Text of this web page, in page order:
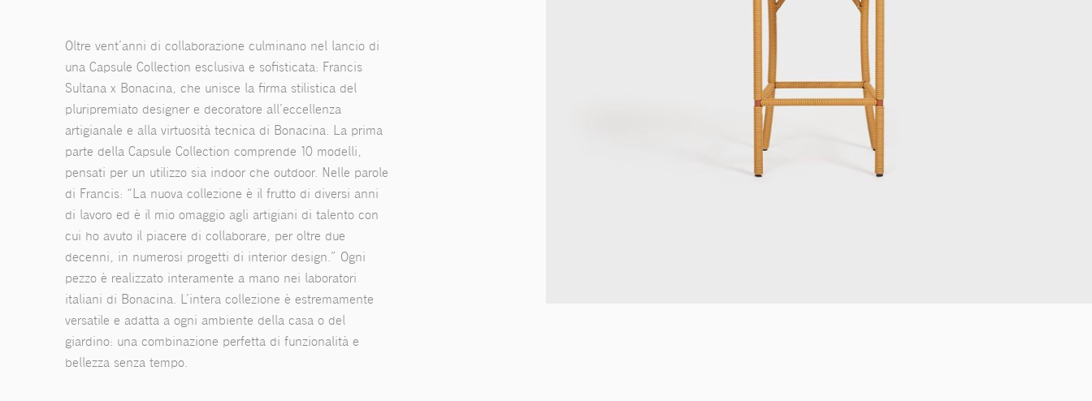
Oltre vent’anni di collaborazione culminano nel lancio di
una Capsule Collection esclusiva e sofisticata: Francis
Sultana x Bonacina, che unisce la firma stilistica del
pluripremiato designer e decoratore all’eccellenza
artigianale e alla virtuosità tecnica di Bonacina. La prima
parte della Capsule Collection comprende 10 modelli,
pensati per un utilizzo sia indoor che outdoor. Nelle parole
di Francis: “La nuova collezione è il frutto di diversi anni
di lavoro ed è il mio omaggio agli artigiani di talento con
cui ho avuto il piacere di collaborare, per oltre due
decenni, in numerosi progetti di interior design.” Ogni
pezzo è realizzato interamente a mano nei laboratori
italiani di Bonacina. L’intera collezione è estremamente
versatile e adatta a ogni ambiente della casa o del
giardino: una combinazione perfetta di funzionalità e
bellezza senza tempo.